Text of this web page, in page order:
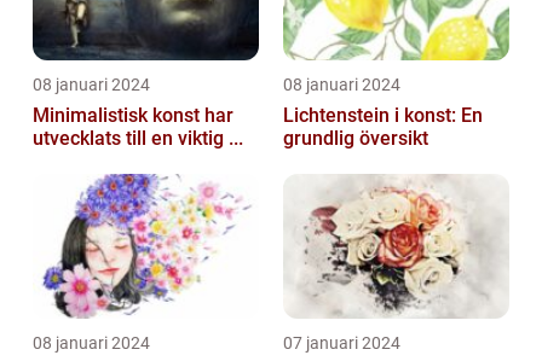
08 januari 2024
Minimalistisk konst har
utvecklats till en viktig ...
08 januari 2024
Lichtenstein i konst: En
grundlig översikt
08 januari 2024 07 januari 2024